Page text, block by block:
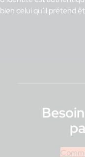
bien celui qu’il prétend